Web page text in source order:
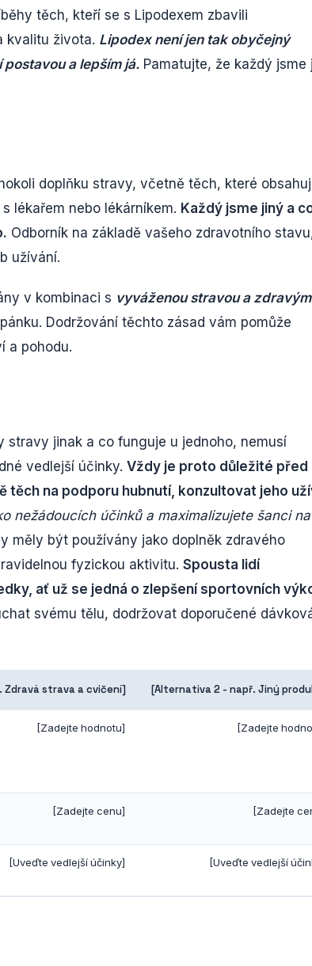
těch, kteří se s Lipodexem zbavili
kvalitu života. Lipodex není jen tak obyčejný
a lepším já. Pamatujte, že každý jsme
doplňku stravy, včetně těch, které
lékařem nebo lékárníkem. Každý jsme jiný a
Odborník na základě vašeho zdravotního
užívání.
v kombinaci s vyváženou stravou a zdravým
Dodržování těchto zásad vám pomůže
a pohodu.
jinak a co funguje u jednoho, nemusí
vedlejší účinky. Vždy je proto důležité před
těch na podporu hubnutí, konzultovat jeho
nežádoucích účinků a maximalizujete šanci na
měly být používány jako doplněk zdravého
fyzickou aktivitu. Spousta lidí
ať už se jedná o zlepšení sportovních
svému tělu, dodržovat doporučené
Zdravá strava a cvičení] [Alternativa 2 - např. Jiný
[Zadejte hodnotu] [Zadejte
[Zadejte cenu] [Zadejte
[Uveďte vedlejší účinky] [Uveďte vedlejší